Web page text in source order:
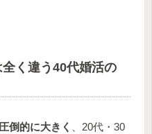
く違う40代婚活の
倒的に大きく
、20代・30